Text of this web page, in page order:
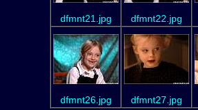
dfmnt21.jpg dfmnt22.jpg
dfmnt26.jpg dfmnt27.jpg